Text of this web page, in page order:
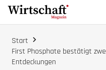
Start
First Phosphate bestätigt
Entdeckungen